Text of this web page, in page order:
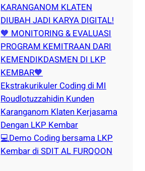
KARANGANOM KLATEN
DIUBAH JADI KARYA DIGITAL!
🧡 MONITORING & EVALUASI
PROGRAM KEMITRAAN DARI
KEMENDIKDASMEN DI LKP
KEMBAR🧡
Ekstrakurikuler Coding di MI
Roudlotuzzahidin Kunden
Karanganom Klaten Kerjasama
Dengan LKP Kembar
💻Demo Coding bersama LKP
Kembar di SDIT AL FURQOON